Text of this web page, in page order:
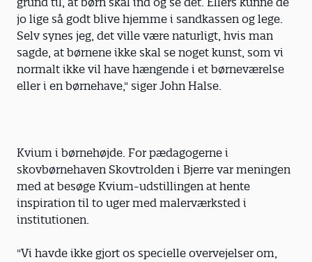
jo lige så godt blive hjemme i sandkassen og lege.
Selv synes jeg, det ville være naturligt, hvis man
sagde, at børnene ikke skal se noget kunst, som vi
normalt ikke vil have hængende i et børneværelse
eller i en børnehave," siger John Halse.
Kvium i børnehøjde. For pædagogerne i
skovbørnehaven Skovtrolden i Bjerre var meningen
med at besøge Kvium-udstillingen at hente
inspiration til to uger med malerværksted i
institutionen.
"Vi havde ikke gjort os specielle overvejelser om,